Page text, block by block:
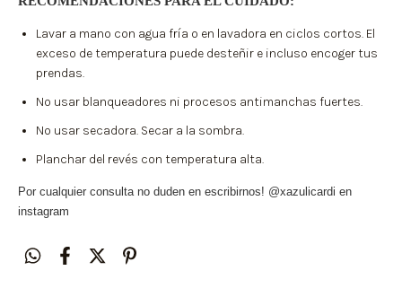
Lavar a mano con agua fría o en lavadora en ciclos cortos. El
exceso de temperatura puede desteñir e incluso encoger tus
prendas.
No usar blanqueadores ni procesos antimanchas fuertes.
No usar secadora. Secar a la sombra.
Planchar del revés con temperatura alta.
Por cualquier consulta no duden en escribirnos! @xazulicardi en
instagram